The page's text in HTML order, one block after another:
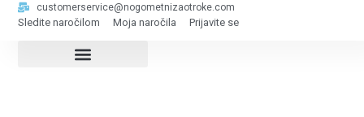
customerservice@nogometnizaotroke.com
Sledite naročilom Moja naročila Prijavite se